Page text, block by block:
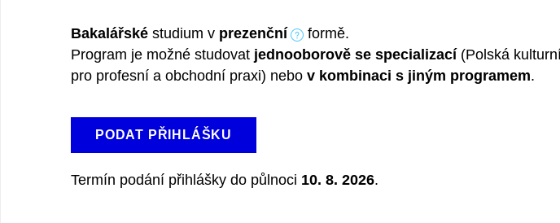
Bakalářské studium v prezenční
formě.
Program je možné studovat jednooborově se specializací(Polská
pro profesní a obchodní praxi) nebo v kombinaci s jiným programem.
PODAT PŘIHLÁŠKU
Termín podání přihlášky do půlnoci 10. 8. 2026.